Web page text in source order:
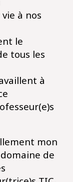
à nos
le
tous les
à
mon
de